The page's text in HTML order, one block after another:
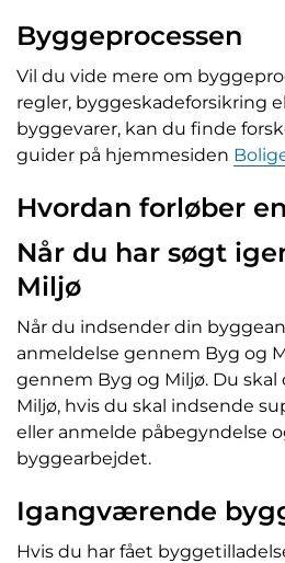
Byggeprocessen
Vil du vide mere om
regler, byggeskadeforsikring
byggevarer, kan du finde
guider på hjemmesiden
Hvordan forløber
Når du har søgt
Miljø
Når du indsender din
anmeldelse gennem Byg og
gennem Byg og Miljø. Du skal
Miljø, hvis du skal indsende
eller anmelde påbegyndelse
byggearbejdet.
Igangværende
Hvis du har fået